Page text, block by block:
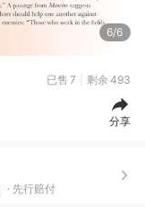
6/6
已售 7 剩余 493
分享
先行赔付